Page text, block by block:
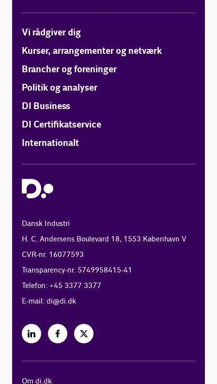
Vi rådgiver dig
Kurser, arrangementer og netværk
Brancher og foreninger
Politik og analyser
DI Business
DI Certifikatservice
Internationalt
Dansk Industri
H. C. Andersens Boulevard 18, 1553 København V
CVR-nr. 16077593
Transparency-nr. 5749958415-41
Telefon: +45 3377 3377
E-mail:di@di.dk
Om di.dk